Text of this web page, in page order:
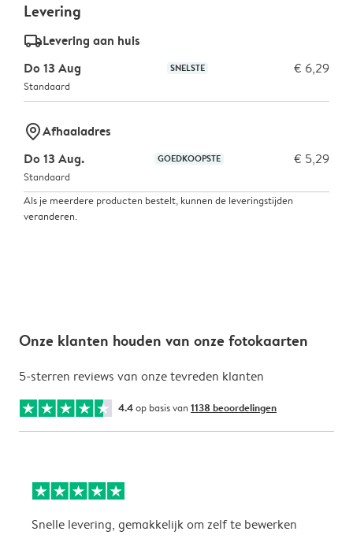
Levering
delivery_standard_v2Levering aan huis
Do 13 Aug
SNELSTE € 6,29
Standaard
marker-pinAfhaaladres
Do 13 Aug.
GOEDKOOPSTE € 5,29
Standaard
Als je meerdere producten bestelt, kunnen de leveringstijden
veranderen.
Onze klanten houden van onze fotokaarten
5-sterren reviews van onze tevreden klanten
4.4op basis van 1138 beoordelingen
Snelle levering, gemakkelijk om zelf te bewerken